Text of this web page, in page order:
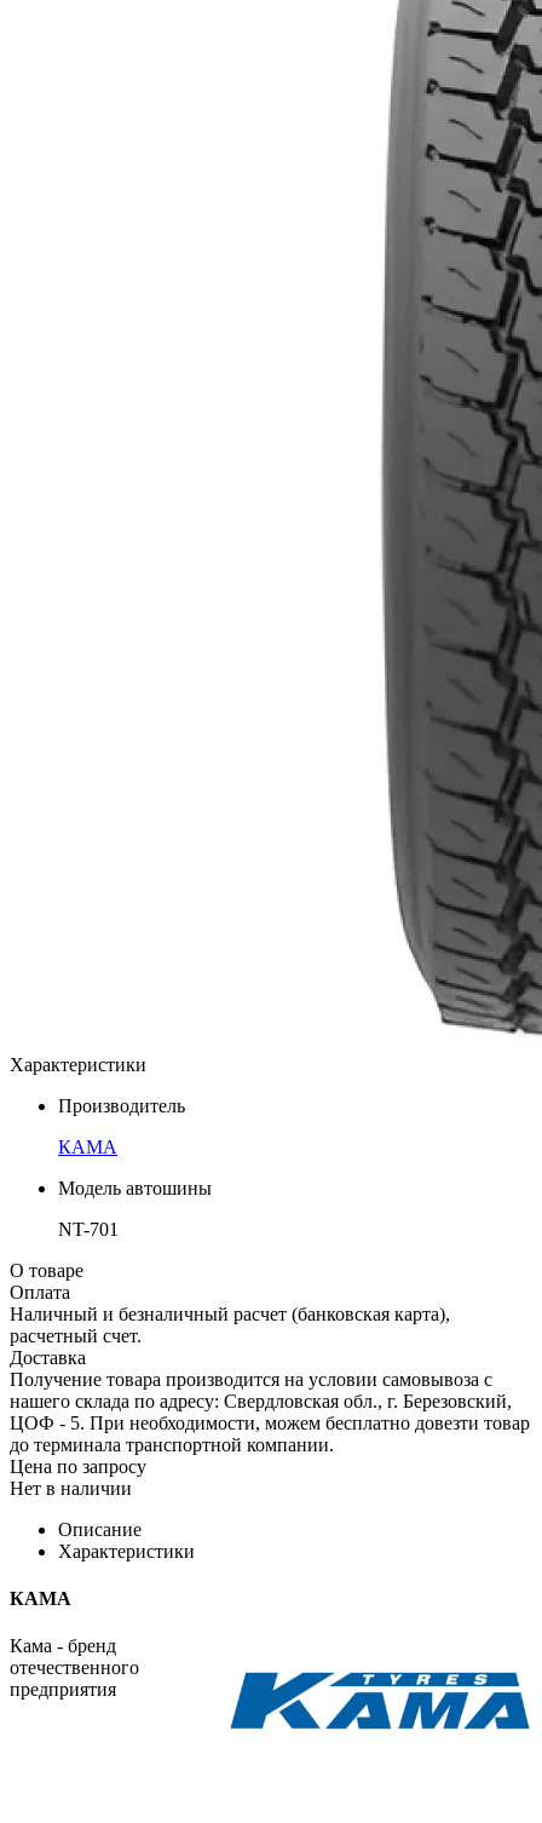
Характеристики
Производитель
КАМА
Модель автошины
NT-701
О товаре
Оплата
Наличный и безналичный расчет (банковская карта),
расчетный счет.
Доставка
Получение товара производится на условии самовывоза с
нашего склада по адресу: Свердловская обл., г. Березовский,
ЦОФ - 5. При необходимости, можем бесплатно довезти товар
до терминала транспортной компании.
Цена по запросу
Нет в наличии
Описание
Характеристики
КАМА
Кама - бренд
отечественного
предприятия